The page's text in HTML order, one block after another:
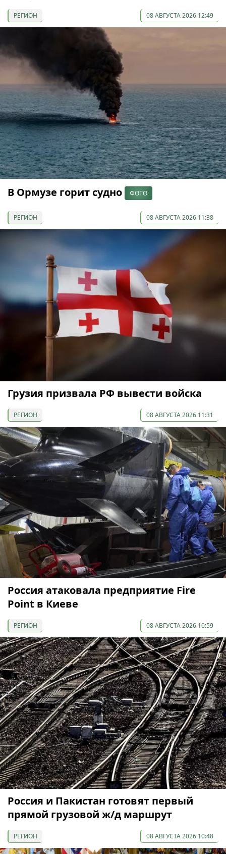
РЕГИОН 08 АВГУСТА 2026 12:49
В Ормузе горит судно ФОТО
РЕГИОН 08 АВГУСТА 2026 11:38
Грузия призвала РФ вывести войска
РЕГИОН 08 АВГУСТА 2026 11:31
Россия атаковала предприятие Fire
Point в Киеве
РЕГИОН 08 АВГУСТА 2026 10:59
Россия и Пакистан готовят первый
прямой грузовой ж/д маршрут
РЕГИОН 08 АВГУСТА 2026 10:48